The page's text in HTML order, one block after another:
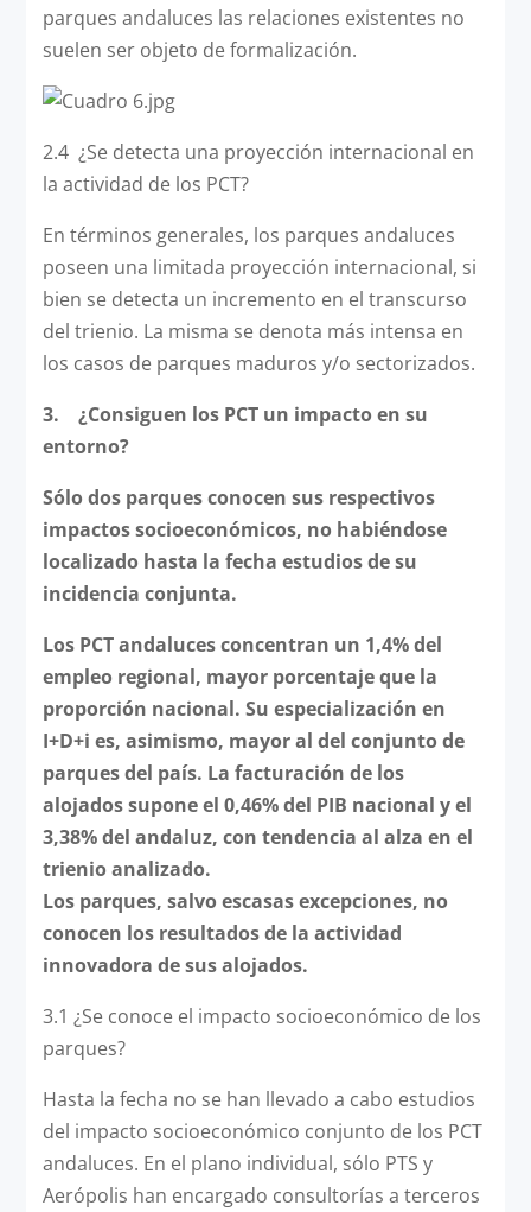
parques andaluces las relaciones existentes no
suelen ser objeto de formalización.
2.4 ¿Se detecta una proyección internacional en
la actividad de los PCT?
En términos generales, los parques andaluces
poseen una limitada proyección internacional, si
bien se detecta un incremento en el transcurso
del trienio. La misma se denota más intensa en
los casos de parques maduros y/o sectorizados.
3. ¿Consiguen los PCT un impacto en su
entorno?
Sólo dos parques conocen sus respectivos
impactos socioeconómicos, no habiéndose
localizado hasta la fecha estudios de su
incidencia conjunta.
Los PCT andaluces concentran un 1,4% del
empleo regional, mayor porcentaje que la
proporción nacional. Su especialización en
I+D+i es, asimismo, mayor al del conjunto de
parques del país. La facturación de los
alojados supone el 0,46% del PIB nacional y el
3,38% del andaluz, con tendencia al alza en el
trienio analizado.
Los parques, salvo escasas excepciones, no
conocen los resultados de la actividad
innovadora de sus alojados.
3.1 ¿Se conoce el impacto socioeconómico de los
parques?
Hasta la fecha no se han llevado a cabo estudios
del impacto socioeconómico conjunto de los PCT
andaluces. En el plano individual, sólo PTS y
Aerópolis han encargado consultorías a terceros